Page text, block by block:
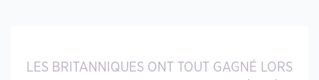
LES BRITANNIQUES ONT TOUT GAGNÉ LORS